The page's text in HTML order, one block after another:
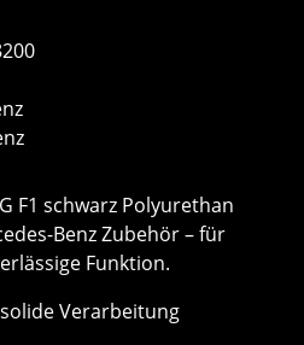
F1 schwarz Polyurethan
Benz Zubehör – für
Funktion.
Verarbeitung